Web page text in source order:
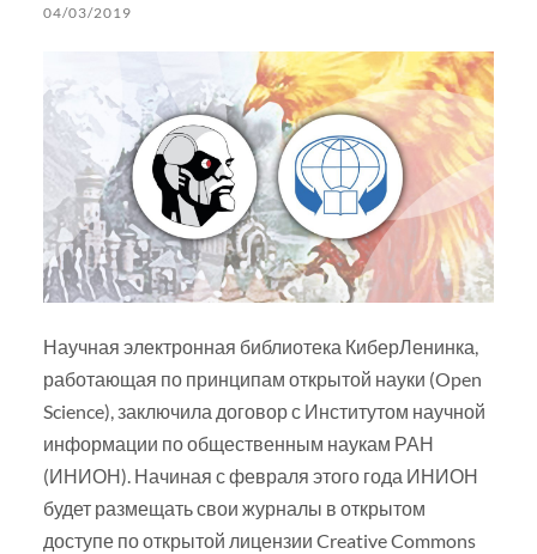
04/03/2019
Научная электронная библиотека КиберЛенинка,
работающая по принципам открытой науки (Open
Science), заключила договор с Институтом научной
информации по общественным наукам РАН
(ИНИОН). Начиная с февраля этого года ИНИОН
будет размещать свои журналы в открытом
доступе по открытой лицензии Creative Commons